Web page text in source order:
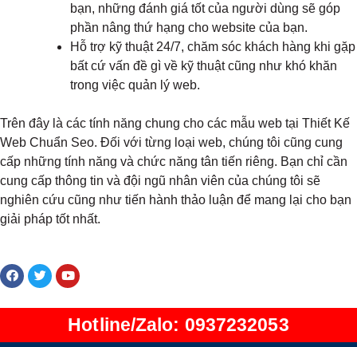
bạn, những đánh giá tốt của người dùng sẽ góp
phần nâng thứ hạng cho website của bạn.
Hỗ trợ kỹ thuật 24/7, chăm sóc khách hàng khi gặp
bất cứ vấn đề gì về kỹ thuật cũng như khó khăn
trong việc quản lý web.
Trên đây là các tính năng chung cho các mẫu web tại Thiết Kế
Web Chuẩn Seo. Đối với từng loại web, chúng tôi cũng cung
cấp những tính năng và chức năng tân tiến riêng. Bạn chỉ cần
cung cấp thông tin và đội ngũ nhân viên của chúng tôi sẽ
nghiên cứu cũng như tiến hành thảo luận để mang lại cho bạn
giải pháp tốt nhất.
Hotline/Zalo: 0937232053